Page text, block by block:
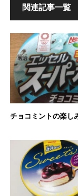
関連記事一覧
チョコミントの楽し